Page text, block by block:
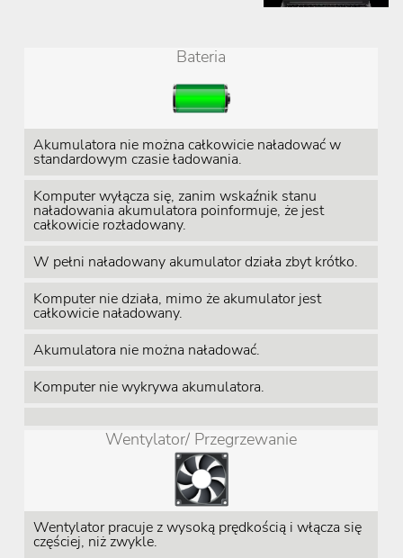
Bateria
Akumulatora nie można całkowicie naładować w
standardowym czasie ładowania.
Komputer wyłącza się, zanim wskaźnik stanu
naładowania akumulatora poinformuje, że jest
całkowicie rozładowany.
W pełni naładowany akumulator działa zbyt krótko.
Komputer nie działa, mimo że akumulator jest
całkowicie naładowany.
Akumulatora nie można naładować.
Komputer nie wykrywa akumulatora.
Wentylator/ Przegrzewanie
Wentylator pracuje z wysoką prędkością i włącza się
częściej, niż zwykle.